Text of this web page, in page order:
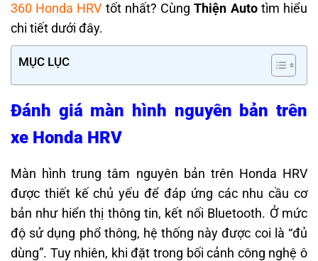
360 Honda HRV tốt nhất? CùngThiện Autotìm hiểu
chi tiết dưới đây.
MỤC LỤC
Đánh giá màn hình nguyên bản trên
xe Honda HRV
Màn hình trung tâm nguyên bản trên Honda HRV
được thiết kế chủ yếu để đáp ứng các nhu cầu cơ
bản như hiển thị thông tin, kết nối Bluetooth. Ở mức
độ sử dụng phổ thông, hệ thống này được coi là “đủ
dùng”. Tuy nhiên, khi đặt trong bối cảnh công nghệ ô